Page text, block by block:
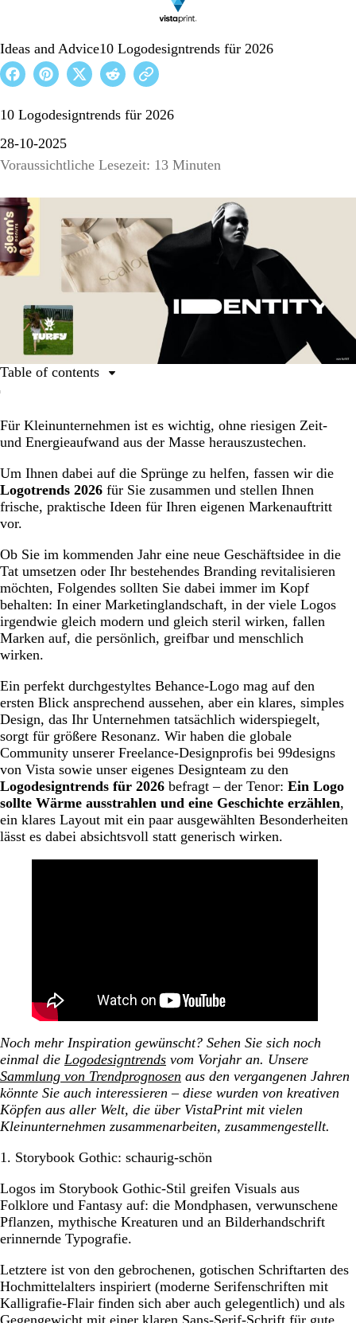
Ideas and Advice10 Logodesigntrends für 2026
10 Logodesigntrends für 2026
28-10-2025
Voraussichtliche Lesezeit: 13 Minuten
Für Kleinunternehmen ist es wichtig, ohne riesigen Zeit-
und Energieaufwand aus der Masse herauszustechen.
Um Ihnen dabei auf die Sprünge zu helfen, fassen wir die
Logotrends 2026 für Sie zusammen und stellen Ihnen
frische, praktische Ideen für Ihren eigenen Markenauftritt
vor.
Ob Sie im kommenden Jahr eine neue Geschäftsidee in die
Tat umsetzen oder Ihr bestehendes Branding revitalisieren
möchten, Folgendes sollten Sie dabei immer im Kopf
behalten: In einer Marketinglandschaft, in der viele Logos
irgendwie gleich modern und gleich steril wirken, fallen
Marken auf, die persönlich, greifbar und menschlich
wirken.
Ein perfekt durchgestyltes Behance-Logo mag auf den
ersten Blick ansprechend aussehen, aber ein klares, simples
Design, das Ihr Unternehmen tatsächlich widerspiegelt,
sorgt für größere Resonanz. Wir haben die globale
Community unserer Freelance-Designprofis bei 99designs
von Vista sowie unser eigenes Designteam zu den
Logodesigntrends für 2026 befragt – der Tenor: Ein Logo
sollte Wärme ausstrahlen und eine Geschichte erzählen,
ein klares Layout mit ein paar ausgewählten Besonderheiten
lässt es dabei absichtsvoll statt generisch wirken.
Noch mehr Inspiration gewünscht? Sehen Sie sich noch
einmal die Logodesigntrends vom Vorjahr an. Unsere
Sammlung von Trendprognosen aus den vergangenen Jahren
könnte Sie auch interessieren – diese wurden von kreativen
Köpfen aus aller Welt, die über VistaPrint mit vielen
Kleinunternehmen zusammenarbeiten, zusammengestellt.
1. Storybook Gothic: schaurig-schön
Logos im Storybook Gothic-Stil greifen Visuals aus
Folklore und Fantasy auf: die Mondphasen, verwunschene
Pflanzen, mythische Kreaturen und an Bilderhandschrift
erinnernde Typografie.
Letztere ist von den gebrochenen, gotischen Schriftarten des
Hochmittelalters inspiriert (moderne Serifenschriften mit
Kalligrafie-Flair finden sich aber auch gelegentlich) und als
Table of contents
2. Pixel Sharp: moderne Nostalgie
3. Little Blip: unerwarteter Designtwist
4. Toasty: warm und vertraut
5. Stamp & Seal: emblematisch und handverlesen
7. Freehand Mascots: charmante Publikumslieblinge
8. Simple Twist: überraschend einprägsam
9. Crafted Linework: detailverliebte Hingucker
10. Smooth Atmospheric: ätherisch & zart
Verleihen Sie Ihrem Design einen menschlichen Touch
FAQ